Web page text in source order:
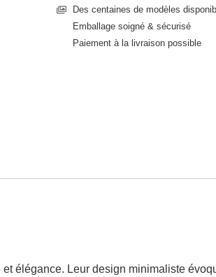
Des centaines de modèles
Emballage soigné & sécurisé
Paiement à la livraison possible
élégance. Leur design minimaliste